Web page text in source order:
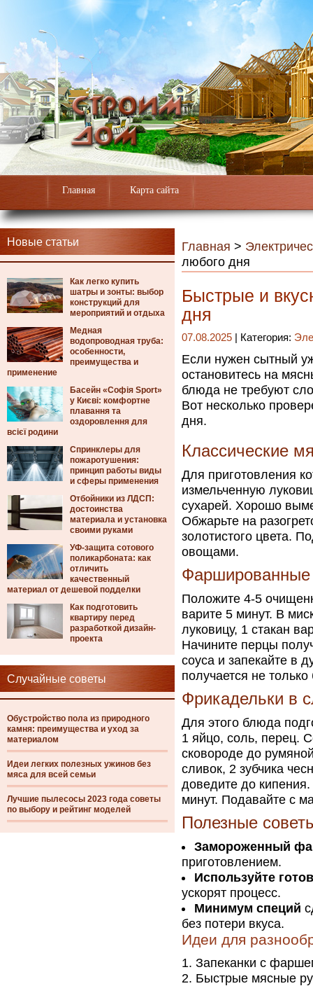
Главная Карта сайта
Новые статьи
Как легко купить
шатры и зонты: выбор
конструкций для
мероприятий и отдыха
Медная
водопроводная труба:
особенности,
преимущества и
применение
Басейн «Софія Sport»
у Києві: комфортне
плавання та
оздоровлення для
всієї родини
Спринклеры для
пожаротушения:
принцип работы виды
и сферы применения
Отбойники из ЛДСП:
достоинства
материала и установка
своими руками
УФ-защита сотового
поликарбоната: как
отличить
качественный
материал от дешевой подделки
Как подготовить
квартиру перед
разработкой дизайн-
проекта
Случайные советы
Обустройство пола из природного
камня: преимущества и уход за
материалом
Идеи легких полезных ужинов без
мяса для всей семьи
Лучшие пылесосы 2023 года советы
по выбору и рейтинг моделей
Главная >
любого дня
Быстрые и
дня
07.08.2025 | Категория:
Если нужен сытный
остановитесь на
блюда не требуют
Вот несколько
дня.
Классические
Для приготовления
измельченную
сухарей. Хорошо
Обжарьте на
золотистого цвета.
овощами.
Положите 4-5
варите 5 минут. В
луковицу, 1 стакан
Начините перцы
соуса и запекайте в
получается не
Фрикадельки в
Для этого блюда
1 яйцо, соль, перец.
сковороде до
сливок, 2 зубчика
доведите до
минут. Подавайте с
Полезные
Замороженный
приготовлением.
Используйте
ускорят процесс.
Минимум специй
без потери вкуса.
Идеи для
Запеканки с
Быстрые мясные